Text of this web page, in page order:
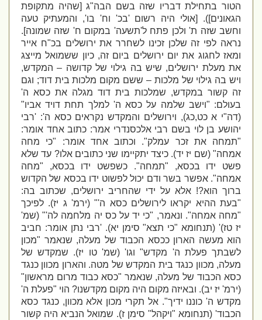
הטור בתחילת דבריו שזה בשם הבה"ג [שהיה מתקופת
הגאונים]). [אולי היה רשום 'בכ' וח' בו', והמעתיק טעה
וחשב שזה ת' ולכן פתח ל'תשעה' במקום ח' שזה שמונה].
נראה לפי זה שלכן זכינו לשחרר את ירושלים בכ"ח אייר
ומאז לחגוג את יום ירושלים ביום זה, כיון ששמואל מייצג
את מעלת ירושלים, שיש בה גילוי של קדושה – המקדש,
ויש בה גילוי של מלכות – ששם מקום מלכות בית דוד; וגם
זה קשור במקדש, שמלכות בית דוד מגלה את כסא ה'
בעולם: "וישב שלמה על כסא ה' למלך תחת דויד אביו"
(דה"י א כט,כג), וירושלים והמקדש נקראים כסא ה': 'רבי
יהושע בן לוי בשם רבי אלכסנדרי אמר: כתוב אחד אומר:
"תמחה את זכר עמלק". וכתוב אחד אומר: "כי מחה
אמחה" (שם יז יד). כיצד יתקיימו שני כתובים אלו? עד שלא
פשט ידו בכסא, "תמחה". כשפשט ידו בכסא, "מחה
אמחה". אפשר בשר ודם יכול לפשוט ידו בכסא של הקדוש
ברוך הוא?! אלא על ידי שהחריב ירושלים, שכתוב בה:
"בעת ההיא יקראו לירושלים כסא ה'" (ירמ' ג יז). לפיכך
"מחה אמחה". ונאמר, "כי יד על כס יה מלחמה לה'" (שמ'
יז טז)' (תנחומא "כי תצא" סימן יא). 'רבי נתן אומר: חביב
הוא מעשה הארון ככסא הכבוד של מעלה, שנאמר "מכון
לשבתך פעלת ה' מקדש" וגו' (שמ' טו יז). שמקדש של
מעלה, מכוון כנגד בית המקדש של מטה. והארון מכוון כנגד
כסא הכבוד של מעלה, שנאמר "כסא כבוד מרום מראשון"
(ירמ' יז יב). ובאיזה מקום היה מקום מקדשנו? הוי "פעלת ה'
מקדש ה' כוננו ידיך". אל תקרי מכון אלא מכוון, כנגד כסא
הכבוד' (תנחומא "ויקהל" סימן ז). שמואל הנביא היה קשור